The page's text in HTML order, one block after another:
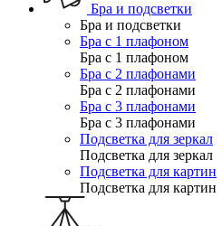
Бра и подсветки
Бра и подсветки
Бра с 1 плафоном
Бра с 1 плафоном
Бра с 2 плафонами
Бра с 2 плафонами
Бра с 3 плафонами
Бра с 3 плафонами
Подсветка для зеркал
Подсветка для зеркал
Подсветка для картин
Подсветка для картин